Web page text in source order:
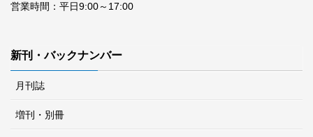
営業時間：平日9:00～17:00
新刊・バックナンバー
月刊誌
増刊・別冊